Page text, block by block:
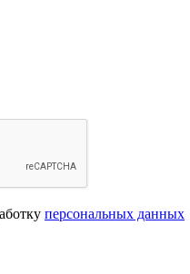
персональных данных